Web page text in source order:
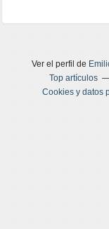
Ver el perfil de
Top artículos
Cookies y datos